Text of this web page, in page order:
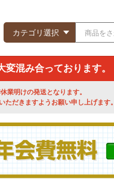
混み合っております。
業明けの発送となります。
だきますようお願い申し上げます。